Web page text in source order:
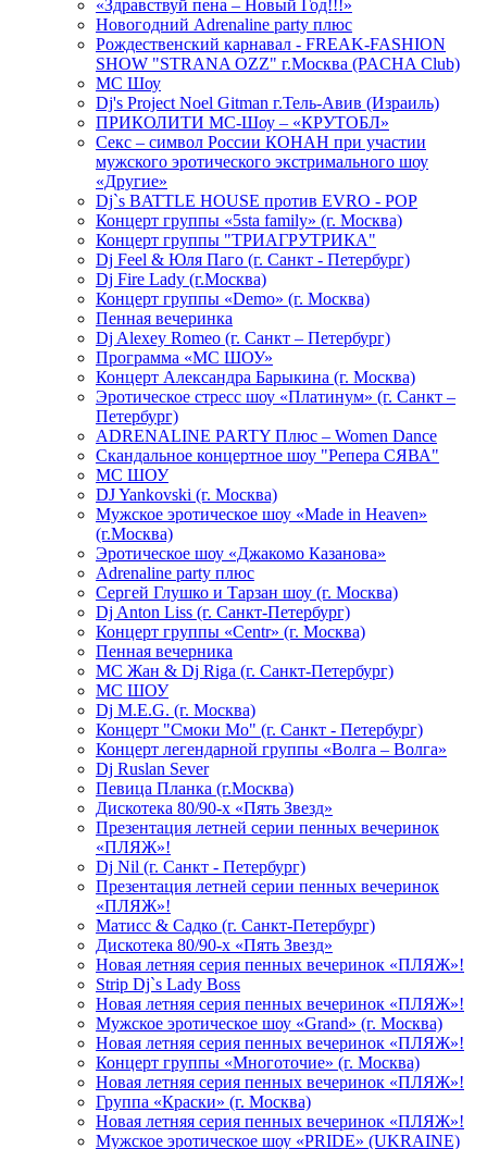
«Здравствуй пена – Новый Год!!!»
Новогодний Adrenaline party плюс
Рождественский карнавал - FREAK-FASHION
SHOW "STRANA OZZ" г.Москва (PACHA Club)
MC Шоу
Dj's Project Noel Gitman г.Тель-Авив (Израиль)
ПРИКОЛИТИ МС-Шоу – «КРУТОБЛ»
Секс – символ России КОНАН при участии
мужского эротического экстримального шоу
«Другие»
Dj`s BATTLE HOUSE против EVRO - POP
Концерт группы «5sta family» (г. Москва)
Концерт группы "ТРИАГРУТРИКА"
Dj Feel & Юля Паго (г. Санкт - Петербург)
Dj Fire Lady (г.Москва)
Концерт группы «Demo» (г. Москва)
Пенная вечеринка
Dj Alexey Romeo (г. Санкт – Петербург)
Программа «МС ШОУ»
Концерт Александра Барыкина (г. Москва)
Эротическое стресс шоу «Платинум» (г. Санкт –
Петербург)
ADRENALINE PARTY Плюс – Women Dance
Скандальное концертное шоу "Репера СЯВА"
МС ШОУ
DJ Yankovski (г. Москва)
Мужское эротическое шоу «Made in Heaven»
(г.Москва)
Эротическое шоу «Джакомо Казанова»
Adrenaline party плюс
Сергей Глушко и Тарзан шоу (г. Москва)
Dj Anton Liss (г. Санкт-Петербург)
Концерт группы «Centr» (г. Москва)
Пенная вечерника
МС Жан & Dj Riga (г. Санкт-Петербург)
МС ШОУ
Dj M.E.G. (г. Москва)
Концерт "Смоки Мо" (г. Санкт - Петербург)
Концерт легендарной группы «Волга – Волга»
Dj Ruslan Sever
Певица Планка (г.Москва)
Дискотека 80/90-х «Пять Звезд»
Презентация летней серии пенных вечеринок
«ПЛЯЖ»!
Dj Nil (г. Санкт - Петербург)
Презентация летней серии пенных вечеринок
«ПЛЯЖ»!
Матисс & Садко (г. Санкт-Петербург)
Дискотека 80/90-х «Пять Звезд»
Новая летняя серия пенных вечеринок «ПЛЯЖ»!
Strip Dj`s Lady Boss
Новая летняя серия пенных вечеринок «ПЛЯЖ»!
Мужское эротическое шоу «Grand» (г. Москва)
Новая летняя серия пенных вечеринок «ПЛЯЖ»!
Концерт группы «Многоточие» (г. Москва)
Новая летняя серия пенных вечеринок «ПЛЯЖ»!
Группа «Краски» (г. Москва)
Новая летняя серия пенных вечеринок «ПЛЯЖ»!
Мужское эротическое шоу «PRIDE» (UKRAINE)